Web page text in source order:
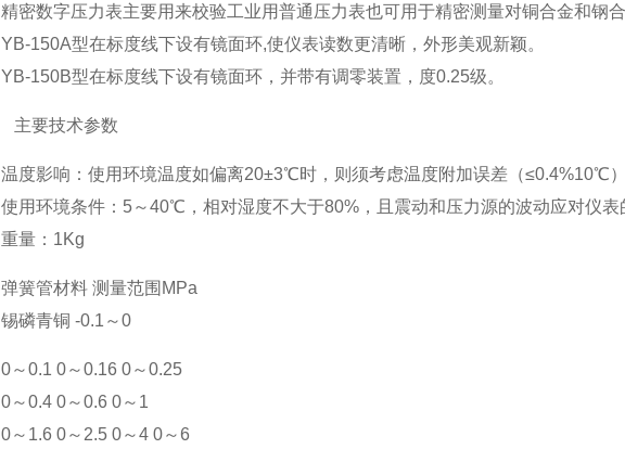
精密数字压力表主要用来校验工业用普通压力表也可用于精密测量对铜合金和钢
YB-150A型在标度线下设有镜面环,使仪表读数更清晰，外形美观新颖。
YB-150B型在标度线下设有镜面环，并带有调零装置，度0.25级。
主要技术参数
温度影响：使用环境温度如偏离20±3℃时，则须考虑温度附加误差（≤0.4%10℃）
使用环境条件：5～40℃，相对湿度不大于80%，且震动和压力源的波动应对仪表
重量：1Kg
弹簧管材料 测量范围MPa
锡磷青铜 -0.1～0
0～0.1 0～0.16 0～0.25
0～0.4 0～0.6 0～1
0～1.6 0～2.5 0～4 0～6